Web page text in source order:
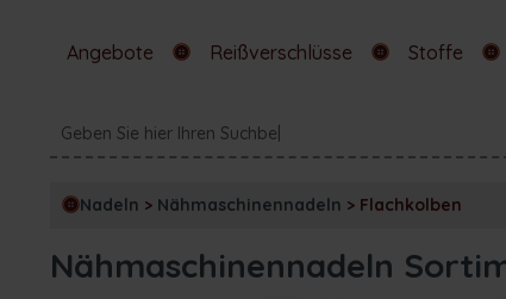
Angebote Reißverschlüsse Stoffe
Nadeln > Nähmaschinennadeln > Flachkolben
Nähmaschinennadeln